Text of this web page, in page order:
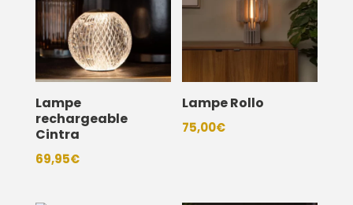
Lampe
rechargeable
Cintra
69,95€
Lampe Rollo
75,00€